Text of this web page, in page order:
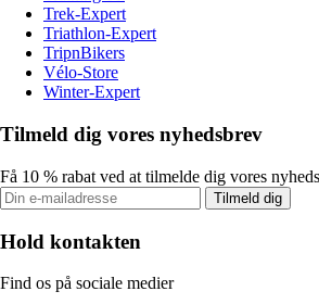
Trek-Expert
Triathlon-Expert
TripnBikers
Vélo-Store
Winter-Expert
Tilmeld dig vores nyhedsbrev
Få 10 % rabat ved at tilmelde dig vores
Tilmeld dig
Hold kontakten
Find os på sociale medier